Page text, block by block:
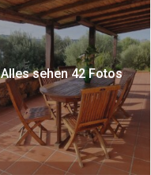
Alles sehen 42 Fotos